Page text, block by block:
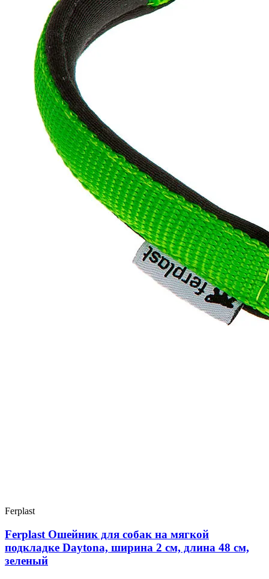
Ferplast
Ferplast Ошейник для собак на мягкой
подкладке Daytona, ширина 2 см, длина 48 см,
зеленый